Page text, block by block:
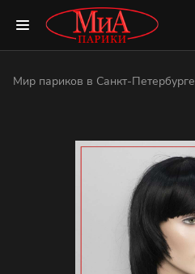
Мир париков в Санкт-Петербурге